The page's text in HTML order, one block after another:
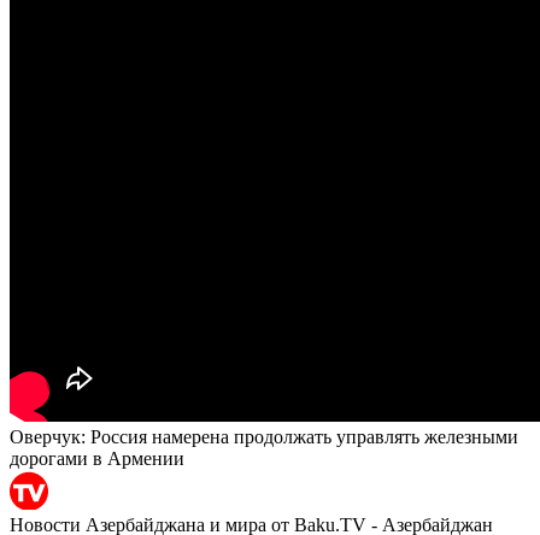
Оверчук: Россия намерена продолжать управлять железными
дорогами в Армении
Новости Азербайджана и мира от Baku.TV - Азербайджан